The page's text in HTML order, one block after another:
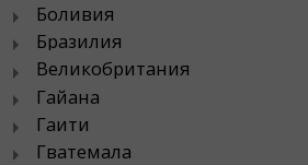
Боливия
Бразилия
Великобритания
Гайана
Гаити
Гватемала